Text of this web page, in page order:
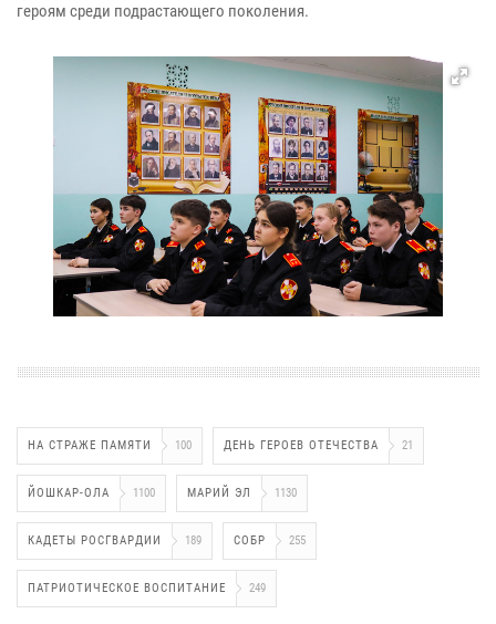
героям среди подрастающего поколения.
НА СТРАЖЕ ПАМЯТИ 100 ДЕНЬ ГЕРОЕВ ОТЕЧЕСТВА 21
ЙОШКАР-ОЛА 1100 МАРИЙ ЭЛ 1130
КАДЕТЫ РОСГВАРДИИ 189 СОБР 255
ПАТРИОТИЧЕСКОЕ ВОСПИТАНИЕ 249